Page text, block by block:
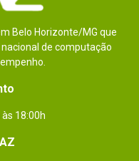
Belo Horizonte/MG que
de computação
18:00h